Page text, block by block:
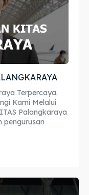
Terpercaya.
Kami Melalui
pengurusan